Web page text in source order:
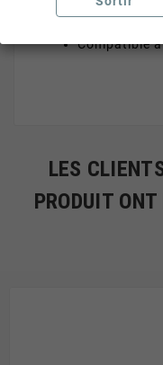
Facile à
Compatible
LES
PRODUIT